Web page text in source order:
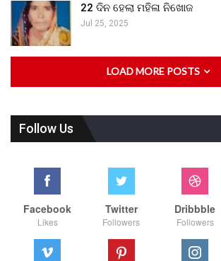
22 ଦିନ ହେଲା ମହିଳା ନିଖୋଜ
Jul 25, 2025
LOAD MORE POSTS
Follow Us
Facebook
Likes
Twitter
Followers
Dribbble
Followers